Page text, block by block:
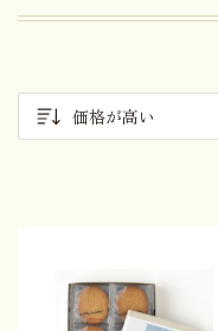
価格が高い